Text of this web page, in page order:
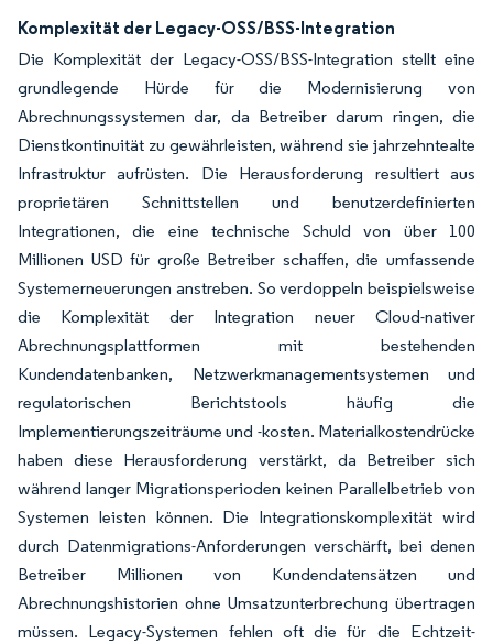
Komplexität der Legacy-OSS/BSS-Integration
Die Komplexität der Legacy-OSS/BSS-Integration stellt eine
grundlegende Hürde für die Modernisierung von
Abrechnungssystemen dar, da Betreiber darum ringen, die
Dienstkontinuität zu gewährleisten, während sie jahrzehntealte
Infrastruktur aufrüsten. Die Herausforderung resultiert aus
proprietären Schnittstellen und benutzerdefinierten
Integrationen, die eine technische Schuld von über 100
Millionen USD für große Betreiber schaffen, die umfassende
Systemerneuerungen anstreben. So verdoppeln beispielsweise
die Komplexität der Integration neuer Cloud-nativer
Abrechnungsplattformen mit bestehenden
Kundendatenbanken, Netzwerkmanagementsystemen und
regulatorischen Berichtstools häufig die
Implementierungszeiträume und -kosten. Materialkostendrücke
haben diese Herausforderung verstärkt, da Betreiber sich
während langer Migrationsperioden keinen Parallelbetrieb von
Systemen leisten können. Die Integrationskomplexität wird
durch Datenmigrations-Anforderungen verschärft, bei denen
Betreiber Millionen von Kundendatensätzen und
Abrechnungshistorien ohne Umsatzunterbrechung übertragen
müssen. Legacy-Systemen fehlen oft die für die Echtzeit-